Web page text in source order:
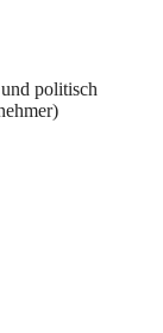
politisch